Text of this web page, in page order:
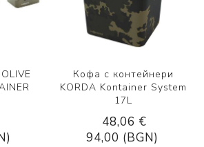
Кофа с контейнери
KORDA Kontainer System
17L
48,06 €
94,00 (BGN)